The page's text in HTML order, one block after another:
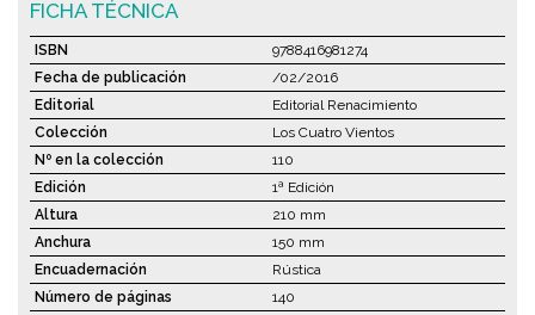
FICHA TÉCNICA
ISBN
9788416981274
Fecha de publicación
/02/2016
Editorial
Editorial Renacimiento
Colección
Los Cuatro Vientos
Nº en la colección
110
Edición
1ª Edición
Altura
210 mm
Anchura
150 mm
Encuadernación
Rústica
Número de páginas
140